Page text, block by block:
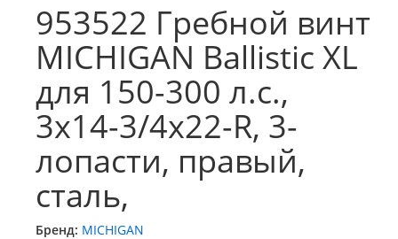
953522 Гребной винт
MICHIGAN Ballistic XL
для 150-300 л.с.,
3x14-3/4x22-R, 3-
лопасти, правый,
сталь,
Бренд: MICHIGAN